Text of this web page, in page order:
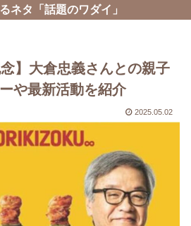
ネタ「話題のワダイ」
念】大倉忠義さんとの親子
や最新活動を紹介
2025.05.02